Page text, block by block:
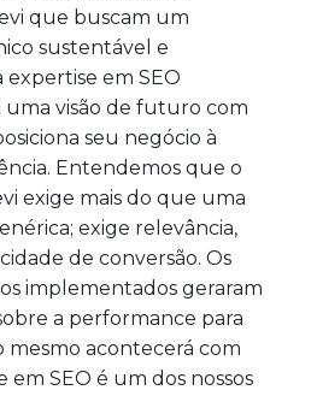
que buscam um
sustentável e
expertise em SEO
uma visão de futuro com
seu negócio à
Entendemos que o
exige mais do que uma
exige relevância,
de conversão. Os
implementados geraram
a performance para
mesmo acontecerá com
em SEO é um dos nossos